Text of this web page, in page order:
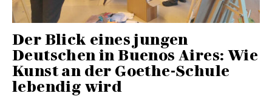
Der Blick eines jungen
Deutschen in Buenos Aires: Wie
Kunst an der Goethe-Schule
lebendig wird